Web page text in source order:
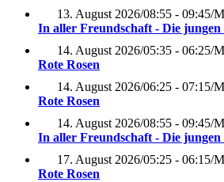
13. August 2026/08:55 - 09:45/
In aller Freundschaft - Die
14. August 2026/05:35 - 06:25/
Rote Rosen
14. August 2026/06:25 - 07:15/
Rote Rosen
14. August 2026/08:55 - 09:45/
In aller Freundschaft - Die
17. August 2026/05:25 - 06:15/
Rote Rosen